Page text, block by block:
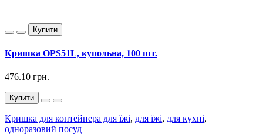
Купити
Кришка OPS51L, купольна, 100 шт.
476.10 грн.
Купити
Кришка для контейнера для їжі, для їжі, для кухні,
одноразовий посуд